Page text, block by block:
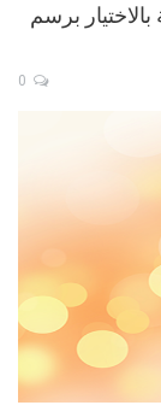
برسم